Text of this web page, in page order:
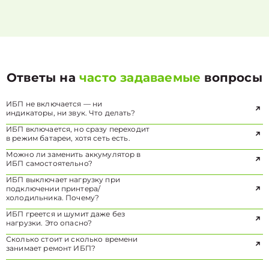
Ответы начасто задаваемые вопросы
ИБП не включается — ни
индикаторы, ни звук. Что делать?
ИБП включается, но сразу переходит
в режим батареи, хотя сеть есть.
Можно ли заменить аккумулятор в
ИБП самостоятельно?
ИБП выключает нагрузку при
подключении принтера/
холодильника. Почему?
ИБП греется и шумит даже без
нагрузки. Это опасно?
Сколько стоит и сколько времени
занимает ремонт ИБП?